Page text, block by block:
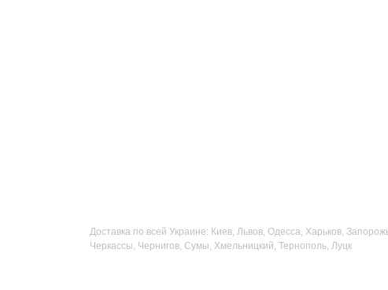
Доставка по всей Украине: Киев, Львов, Одесса, Харьков,
Черкассы, Чернигов, Сумы, Хмельницкий, Тернополь, Луцк